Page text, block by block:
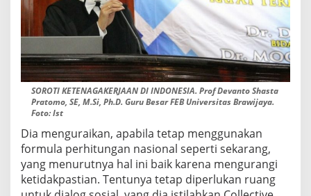
SOROTI KETENAGAKERJAAN DI INDONESIA. Prof Devanto Shasta
Pratomo, SE, M.Si, Ph.D. Guru Besar FEB Universitas Brawijaya.
Foto: Ist
Dia menguraikan, apabila tetap menggunakan
formula perhitungan nasional seperti sekarang,
yang menurutnya hal ini baik karena mengurangi
ketidakpastian. Tentunya tetap diperlukan ruang